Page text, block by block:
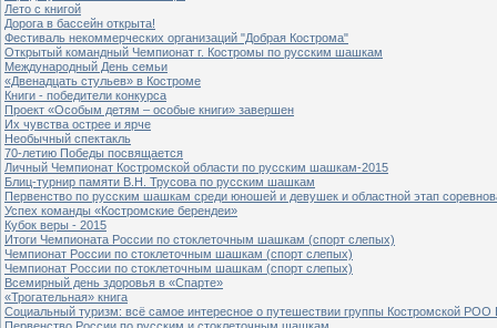
Лето с книгой
Дорога в бассейн открыта!
Фестиваль некоммерческих организаций "Добрая Кострома"
Открытый командный Чемпионат г. Костромы по русским шашкам
Международный День семьи
«Двенадцать стульев» в Костроме
Книги - победители конкурса
Проект «Особым детям – особые книги» завершен
Их чувства острее и ярче
Необычный спектакль
70-летию Победы посвящается
Личный Чемпионат Костромской области по русским шашкам-2015
Блиц-турнир памяти В.Н. Трусова по русским шашкам
Первенство по русским шашкам среди юношей и девушек и областной этап
Успех команды «Костромские берендеи»
Кубок веры - 2015
Итоги Чемпионата России по стоклеточным шашкам (спорт слепых)
Чемпионат России по стоклеточным шашкам (спорт слепых)
Чемпионат России по стоклеточным шашкам (спорт слепых)
Всемирный день здоровья в «Спарте»
«Трогательная» книга
Социальный туризм: всё самое интересное о путешествии группы Костромской